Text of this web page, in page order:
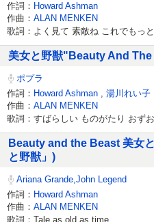
作詞： Howard Ashman
作曲： ALAN MENKEN
歌詞：よく見て 素敵ね これでもっ
美女と野獣"Beauty And
ポプラ
作詞： Howard Ashman
湯川れい子
作曲： ALAN MENKEN
歌詞：すばらしい ものがたり おず
Beauty and the Beast 美女
と野獣」)
Ariana Grande,John Legend
作詞： Howard Ashman
作曲： ALAN MENKEN
歌詞：Tale as old as time...